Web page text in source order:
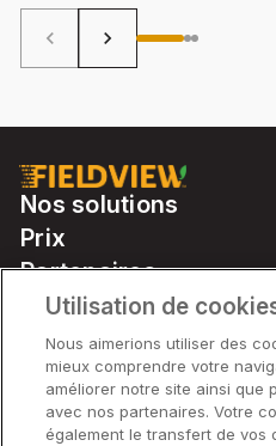
keyboard_arrow_left keyboard_arrow_right
Nos solutions
Prix
Partenaires
Notre matériel
Soutien
Solutions
Utilisation de
Nous aimerions utiliser des
mieux comprendre votre
améliorer notre site ainsi que
avec nos partenaires. Votre
également le transfert de vos